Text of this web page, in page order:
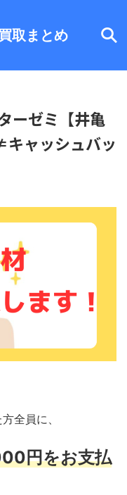
取まとめ
ーゼミ【井亀
ャッシュバッ
全員に、
円をお支払